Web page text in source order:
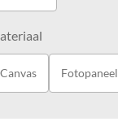
Canvas Fotopaneel